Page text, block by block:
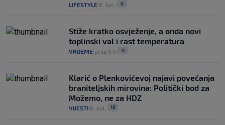
LIFESTYLE 6. kol. 0
Stiže kratko osvježenje, a onda novi
toplinski val i rast temperatura
VRIJEME prije 9 h 0
Klarić o Plenkovićevoj najavi povećanja
braniteljskih mirovina: Politički bod za
Možemo, ne za HDZ
VIJESTI 6. kol. 18